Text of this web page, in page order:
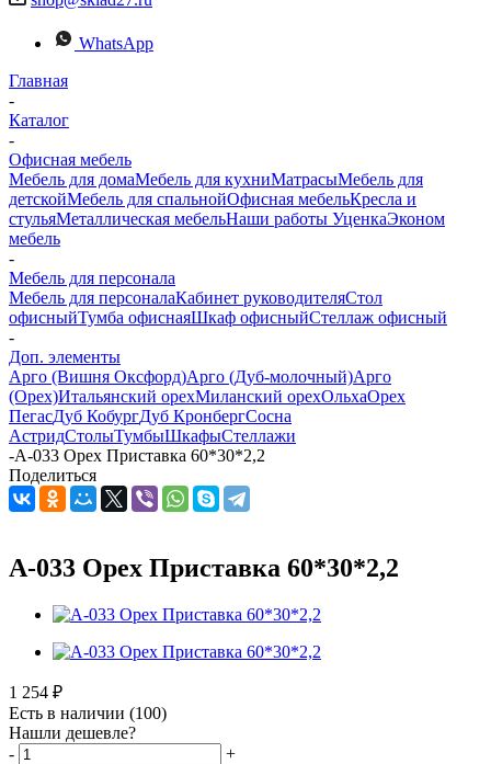
WhatsApp
Главная
-
Каталог
-
Офисная мебель
Мебель для домаМебель для кухниМатраcыМебель для
детскойМебель для спальнойОфисная мебельКресла и
стульяМеталлическая мебельНаши работы УценкаЭконом
мебель
-
Мебель для персонала
Мебель для персоналаКабинет руководителяСтол
офисныйТумба офиснаяШкаф офисныйСтеллаж офисный
-
Доп. элементы
Арго (Вишня Оксфорд)Арго (Дуб-молочный)Арго
(Орех)Итальянский орехМиланский орехОльхаОрех
ПегасДуб КобургДуб КронбергСосна
АстридСтолыТумбыШкафыСтеллажи
-А-033 Орех Приставка 60*30*2,2
Поделиться
А-033 Орех Приставка 60*30*2,2
1 254 ₽
Есть в наличии (100)
Нашли дешевле?
-
+